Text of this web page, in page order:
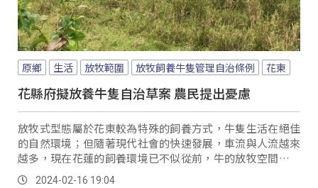
原鄉 生活 放牧範圍 放牧飼養牛隻管理自治條例 花東
花縣府擬放養牛隻自治草案 農民提出憂慮
放牧式型態屬於花東較為特殊的飼養方式，牛隻生活在絕佳
的自然環境；但隨著現代社會的快速發展，車流與人流越來
越多，現在花蓮的飼養環境已不似從前，牛的放牧空間逐漸
被壓縮，在近年來也不時傳出放牧牛造成交通意外事故，因
2024-02-16 19:04